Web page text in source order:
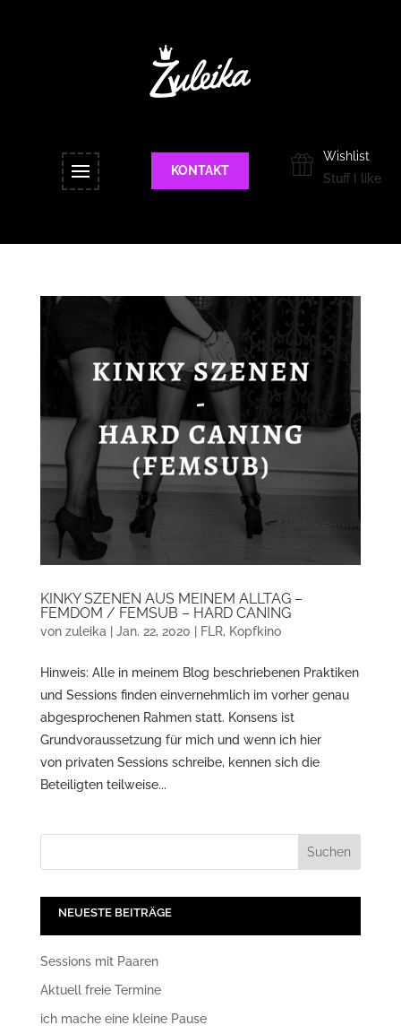
KONTAKT
Wishlist
Stuff I like
KINKY SZENEN AUS MEINEM ALLTAG –
FEMDOM / FEMSUB – HARD CANING
von zuleika| Jan. 22, 2020 FLR, Kopfkino
Hinweis: Alle in meinem Blog beschriebenen Praktiken
und Sessions finden einvernehmlich im vorher genau
abgesprochenen Rahmen statt. Konsens ist
Grundvoraussetzung für mich und wenn ich hier
von privaten Sessions schreibe, kennen sich die
Beteiligten teilweise...
NEUESTE BEITRÄGE
Sessions mit Paaren
Aktuell freie Termine
ich mache eine kleine Pause